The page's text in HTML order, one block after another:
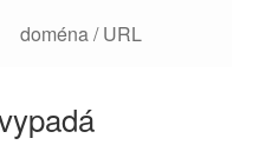
doména / URL